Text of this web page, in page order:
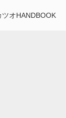
ツオHANDBOOK